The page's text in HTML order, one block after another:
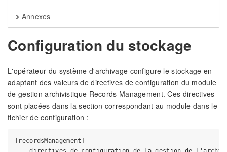
Annexes
Configuration du stockage
L'opérateur du système d'archivage configure le stockage en
adaptant des valeurs de directives de configuration du module
de gestion archivistique Records Management. Ces directives
sont placées dans la section correspondant au module dans le
fichier de configuration :
[recordsManagement]